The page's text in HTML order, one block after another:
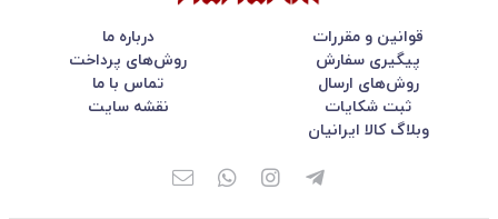
قوانین و مقررات
درباره ما
پیگیری سفارش
روش‌های پرداخت
روش‌های ارسال
تماس با ما
ثبت شکایات
نقشه سایت
وبلاگ کالا ایرانیان